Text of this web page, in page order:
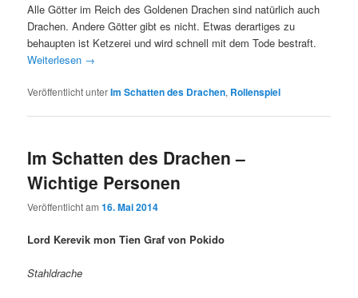
Alle Götter im Reich des Goldenen Drachen sind natürlich auch
Drachen. Andere Götter gibt es nicht. Etwas derartiges zu
behaupten ist Ketzerei und wird schnell mit dem Tode bestraft.
Weiterlesen →
Veröffentlicht unterIm Schatten des Drachen, Rollenspiel
Im Schatten des Drachen –
Wichtige Personen
Veröffentlicht am16. Mai 2014
Lord Kerevik mon Tien Graf von Pokido
Stahldrache